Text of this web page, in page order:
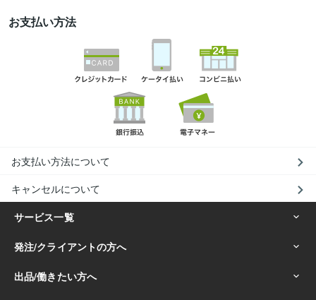
お支払い方法
お支払い方法について
キャンセルについて